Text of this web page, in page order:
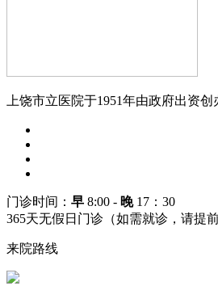
上饶市立医院于1951年由政府出资
门诊时间： 早 8:00 - 晚 17：30
365天无假日门诊（如需就诊，请提前
来院路线